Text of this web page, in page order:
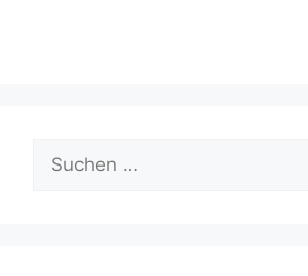
nach: